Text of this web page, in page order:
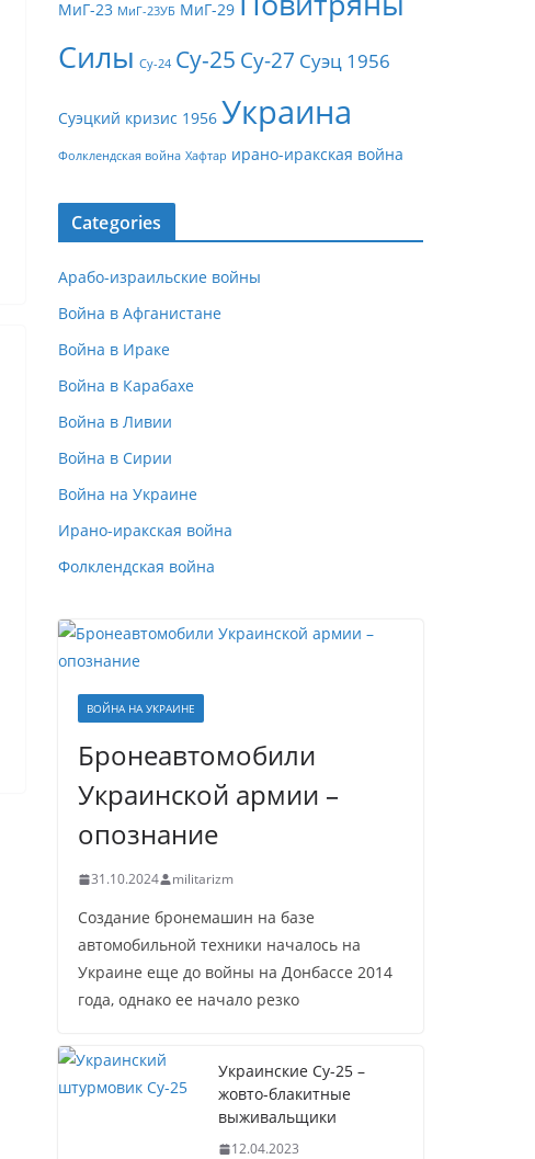
МиГ-23 МиГ-23УБ МиГ-29
Силы Су-24 Су-25 Су-27 Суэц 1956
Суэцкий кризис 1956 Украина
Фолклендская война Хафтар ирано-иракская война
Categories
Арабо-израильские войны
Война в Афганистане
Война в Ираке
Война в Карабахе
Война в Ливии
Война в Сирии
Война на Украине
Ирано-иракская война
Фолклендская война
ВОЙНА НА УКРАИНЕ
Бронеавтомобили
Украинской армии –
опознание
31.10.2024 militarizm
Создание бронемашин на базе
автомобильной техники началось на
Украине еще до войны на Донбассе 2014
года, однако ее начало резко
Украинские Су-25 –
жовто-блакитные
выживальщики
12.04.2023